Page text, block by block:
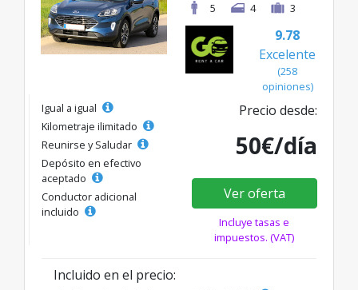
5
4 3
9.78
Excelente
(258
opiniones)
Igual a igual
Kilometraje ilimitado
Reunirse y Saludar
Depósito en efectivo
aceptado
Conductor adicional
incluido
Precio desde:
50€/día
Ver oferta
Incluye tasas e
impuestos. (VAT)
Incluido en el precio: